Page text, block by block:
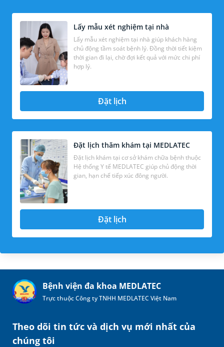
Lấy mẫu xét nghiệm tại nhà
Lấy mẫu xét nghiệm tại nhà giúp khách hàng
chủ động tầm soát bệnh lý. Đồng thời tiết kiệm
thời gian đi lại, chờ đợi kết quả với mức chi phí
hợp lý.
Đặt lịch
Đặt lịch thăm khám tại MEDLATEC
Đặt lịch khám tại cơ sở khám chữa bệnh thuộc
Hệ thống Y tế MEDLATEC giúp chủ động thời
gian, hạn chế tiếp xúc đông người.
Đặt lịch
Bệnh viện đa khoa MEDLATEC
Trực thuộc Công ty TNHH MEDLATEC Việt Nam
Theo dõi tin tức và dịch vụ mới nhất của
chúng tôi